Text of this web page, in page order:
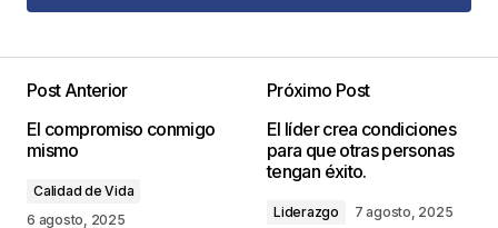
Agregar Comentario
publicada. Los campos obligatorios están
marcados con
Comentario
Post Anterior
El compromiso conmigo
mismo
Calidad de Vida
6 agosto, 2025
Próximo Post
El líder crea condiciones
para que otras personas
tengan éxito.
Liderazgo 7 agosto, 2025